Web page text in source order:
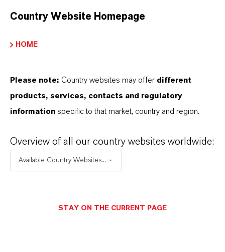
Farbstoff zur Einfärbung von Kunststoffen
Country Website Homepage
HOME
Please note: Country websites may offer different
products, services, contacts and regulatory
information specific to that market, country and region.
Overview of all our country websites worldwide:
Available Country Websites...
STAY ON THE CURRENT PAGE